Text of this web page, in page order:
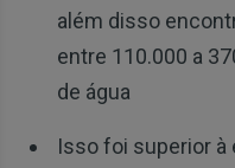
além disso
entre 110.000 a
de água
Isso foi superior à